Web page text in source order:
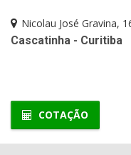
Nicolau José Gravina,
Cascatinha - Curitiba
COTAÇÃO